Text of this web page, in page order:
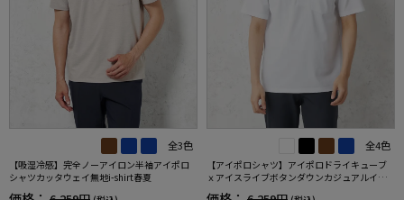
全3色
【吸湿冷感】完全ノーアイロン半袖アイポロ
シャツカッタウェイ無地i-shirt春夏
全4色
【アイポロシャツ】アイポロドライキューブ
ｘアイスライブボタンダウンカジュアルイン
ナー吸汗速乾抗菌加工ストレッチ形態安定春